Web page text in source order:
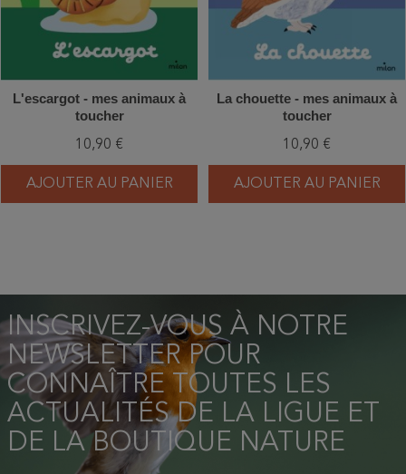
L'escargot - mes animaux à
toucher
10,90 €
AJOUTER AU PANIER
La chouette - mes animaux à
toucher
10,90 €
AJOUTER AU PANIER
INSCRIVEZ-VOUS À NOTRE
NEWSLETTER POUR
CONNAÎTRE TOUTES LES
ACTUALITÉS DE LA LIGUE ET
DE LA BOUTIQUE NATURE